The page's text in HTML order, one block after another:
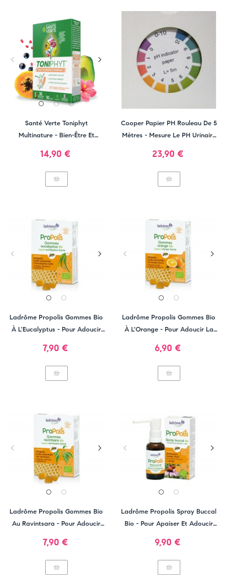
Santé Verte Toniphyt
Multinature - Bien-Être Et
Prix
14,90 €
Cooper Papier PH Rouleau De 5
Mètres - Mesure Le PH Urinaire
Prix
23,90 €
Ladrôme Propolis Gommes Bio
À L'Eucalyptus - Pour Adoucir
Prix
7,90 €
Ladrôme Propolis Gommes Bio
À L'Orange - Pour Adoucir La
Prix
6,90 €
Ladrôme Propolis Gommes Bio
Au Ravintsara - Pour Adoucir
Prix
7,90 €
Ladrôme Propolis Spray Buccal
Bio - Pour Apaiser Et Adoucir
Prix
9,90 €